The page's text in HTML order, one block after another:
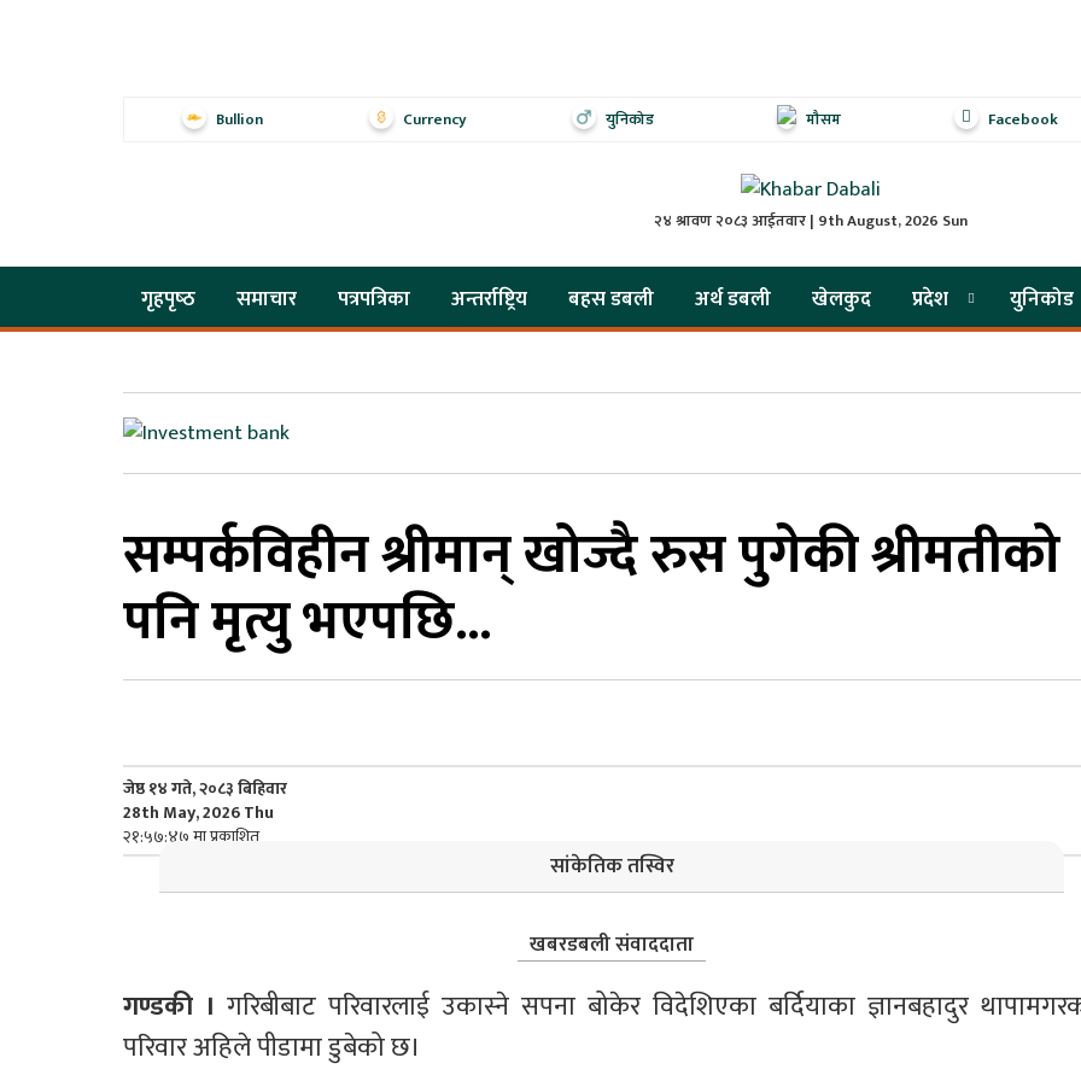
Bullion Currency युनिकोड मौसम Facebook
२४ श्रावण २०८३ आईतवार | 9th August, 2026 Sun
गृहपृष्‍ठ समाचार पत्रपत्रिका अन्तर्राष्ट्रिय बहस डबली अर्थ डबली खेलकुद प्रदेश युनिकोड
सम्पर्कविहीन श्रीमान् खोज्दै रुस पुगेकी श्रीमतीको
पनि मृत्यु भएपछि...
जेष्ठ १४ गते, २०८३ बिहिवार
28th May, 2026 Thu
२१:५७:४७ मा प्रकाशित
सांकेतिक तस्विर
खबरडबली संवाददाता
गण्डकी । गरिबीबाट परिवारलाई उकास्ने सपना बोकेर विदेशिएका बर्दियाका ज्ञानबहादुर
परिवार अहिले पीडामा डुबेको छ।